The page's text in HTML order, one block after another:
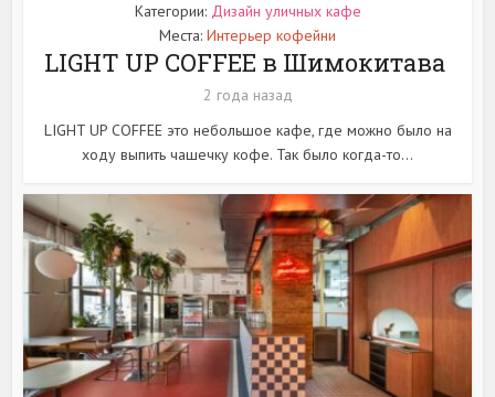
Категории: Дизайн уличных кафе
Места: Интерьер кофейни
LIGHT UP COFFEE в Шимокитава
2 года назад
LIGHT UP COFFEE это небольшое кафе, где можно было на
ходу выпить чашечку кофе. Так было когда-то...